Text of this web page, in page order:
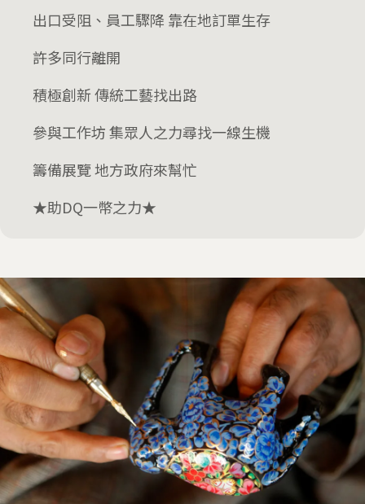
出口受阻、員工驟降 靠在地訂單生存
許多同行離開
積極創新 傳統工藝找出路
參與工作坊 集眾人之力尋找一線生機
籌備展覽 地方政府來幫忙
★助DQ一幣之力★